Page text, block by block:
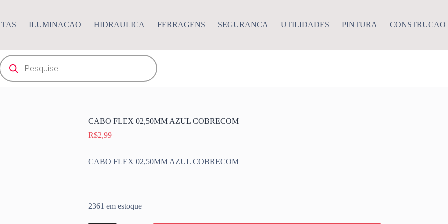
ILUMINACAO HIDRAULICA FERRAGENS SEGURANCA UTILIDADES PINTURA CONSTRUCAO
Pesquisar
produtos
CABO FLEX 02,50MM AZUL COBRECOM
R$2,99
CABO FLEX 02,50MM AZUL COBRECOM
2361 em estoque